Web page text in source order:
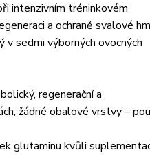
intenzivním tréninkovém
a ochraně svalové
sedmi výborných ovocných
regenerační a
žádné obalové vrstvy –
glutaminu kvůli